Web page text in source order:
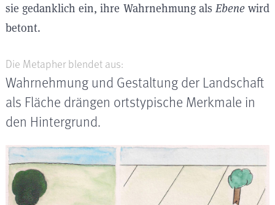
sie gedanklich ein, ihre Wahrnehmung als Ebenewird
betont.
Die Metapher blendet aus:
Wahrnehmung und Gestaltung der Landschaft
als Fläche drängen ortstypische Merkmale in
den Hintergrund.